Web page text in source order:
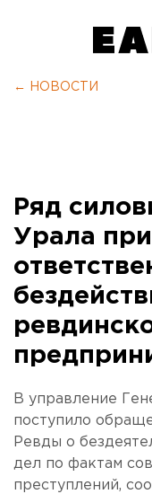
← НОВОСТИ
Ряд
Урала
В управление
поступило
Ревды о
дел по фактам
преступлений,